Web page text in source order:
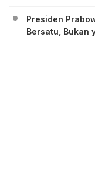
Presiden
Bersatu, Bukan